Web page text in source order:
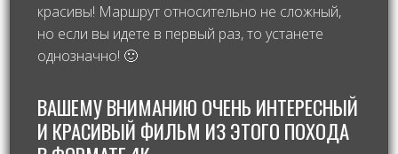
красивы! Маршрут относительно не сложный,
но если вы идете в первый раз, то устанете
однозначно! 🙂
ВАШЕМУ ВНИМАНИЮ ОЧЕНЬ ИНТЕРЕСНЫЙ
И КРАСИВЫЙ ФИЛЬМ ИЗ ЭТОГО ПОХОДА